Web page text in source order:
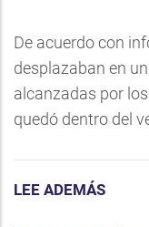
De acuerdo con
desplazaban en
alcanzadas por
quedó dentro del
LEE ADEMÁS